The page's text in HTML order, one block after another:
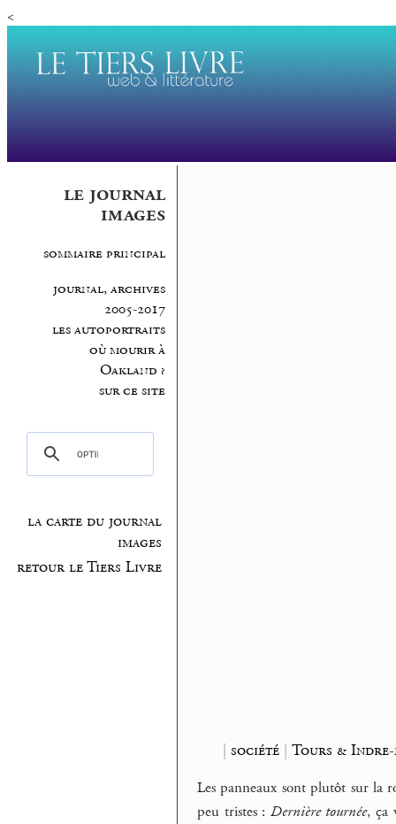
<
le journal
images
sommaire principal
journal, archives
2005-2017
les autoportraits
où mourir à
Oakland ?
sur ce site
la carte du journal
images
retour le Tiers Livre
| société| Tours &
Les panneaux sont plutôt sur la
peu tristes : Dernière tournée, ça